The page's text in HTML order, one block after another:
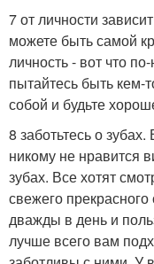
7 от личности
можете быть самой
личность - вот что
пытайтесь быть кем-
собой и будьте
8 заботьтесь о
никому не нравится
зубах. Все хотят
свежего
дважды в день и
лучше всего вам